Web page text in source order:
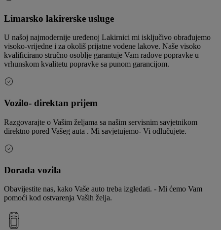
Limarsko lakirerske usluge
U našoj najmodernije uređenoj Lakirnici mi isključivo obrađujemo
visoko-vrijedne i za okoliš prijatne vodene lakove. Naše visoko
kvalificirano stručno osoblje garantuje Vam radove popravke u
vrhunskom kvalitetu popravke sa punom garancijom.
Vozilo- direktan prijem
Razgovarajte o Vašim željama sa našim servisnim savjetnikom
direktno pored Vašeg auta . Mi savjetujemo- Vi odlučujete.
Dorada vozila
Obavijestite nas, kako Vaše auto treba izgledati. - Mi ćemo Vam
pomoći kod ostvarenja Vaših želja.